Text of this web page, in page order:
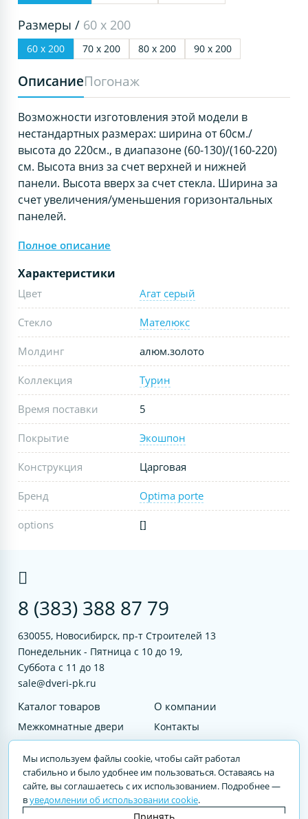
Размеры / 60 х 200
60 х 200 70 х 200 80 х 200 90 х 200
ОписаниеПогонаж
Возможности изготовления этой модели в
нестандартных размерах: ширина от 60см./
высота до 220см., в диапазоне (60-130)/(160-220)
см. Высота вниз за счет верхней и нижней
панели. Высота вверх за счет стекла. Ширина за
счет увеличения/уменьшения горизонтальных
панелей.
Полное описание
Характеристики
Цвет Агат серый
Стекло Мателюкс
Молдинг алюм.золото
Коллекция Турин
Время поставки 5
Покрытие Экошпон
Конструкция Царговая
Бренд Optima porte
options []
8 (383) 388 87 79
630055, Новосибирск, пр-т Строителей 13
Понедельник - Пятница с 10 до 19,
Суббота с 11 до 18
sale@dveri-pk.ru
Каталог товаров
Межкомнатные двери
Входные двери
Услуги
О компании
Контакты
© 2023 DVERI-PK.RU Авторские права защищены. Полное или частичное
воспроизведение материалов cайта без письменного разрешения —
Мы используем файлы cookie, чтобы сайт работал
стабильно и было удобнее им пользоваться. Оставаясь на
сайте, вы соглашаетесь с их использованием. Подробнее —
вуведомлении об использовании cookie.